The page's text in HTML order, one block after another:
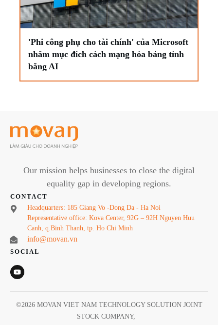
'Phi công phụ cho tài chính' của Microsoft
nhằm mục đích cách mạng hóa bảng tính
bằng AI
Our mission helps businesses to close the digital
equality gap in developing regions.
CONTACT
Headquarters: 185 Giang Vo -Dong Da - Ha Noi
Representative office: Kova Center, 92G – 92H Nguyen Huu
Canh, q.Binh Thanh, tp. Ho Chi Minh
info@movan.vn
SOCIAL
©2026 MOVAN VIET NAM TECHNOLOGY SOLUTION JOINT
STOCK COMPANY,